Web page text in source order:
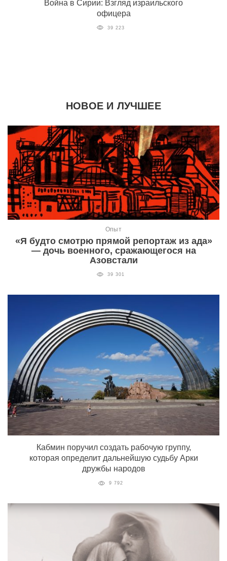
Война в Сирии: Взгляд израильского
офицера
39 223
НОВОЕ И ЛУЧШЕЕ
Опыт
«Я будто смотрю прямой репортаж из ада»
— дочь военного, сражающегося на
Азовстали
39 301
Кабмин поручил создать рабочую группу,
которая определит дальнейшую судьбу Арки
дружбы народов
9 792